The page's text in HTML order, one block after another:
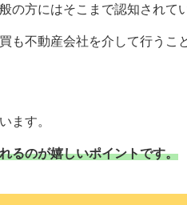
の方にはそこまで認知されて
も不動産会社を介して行うこ
ます。
るのが嬉しいポイントです。